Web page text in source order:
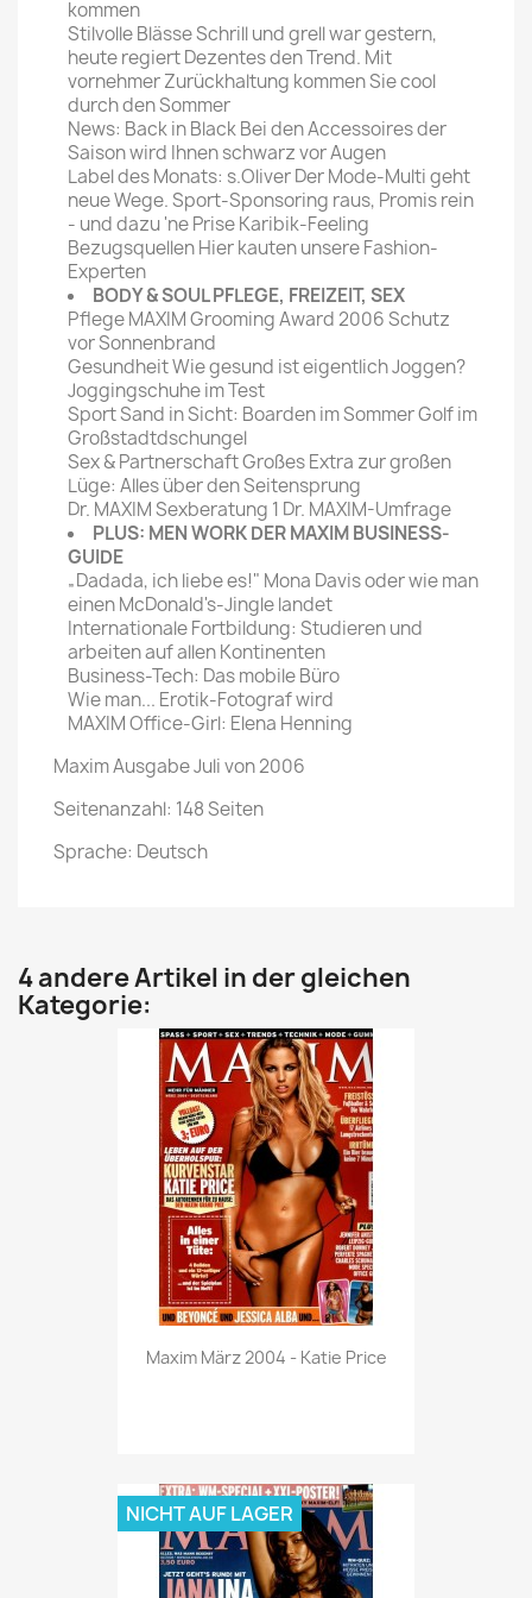
kommen
Stilvolle Blässe Schrill und grell war gestern,
heute regiert Dezentes den Trend. Mit
vornehmer Zurückhaltung kommen Sie cool
durch den Sommer
News: Back in Black Bei den Accessoires der
Saison wird Ihnen schwarz vor Augen
Label des Monats: s.Oliver Der Mode-Multi geht
neue Wege. Sport-Sponsoring raus, Promis rein
- und dazu 'ne Prise Karibik-Feeling
Bezugsquellen Hier kauten unsere Fashion-
Experten
BODY & SOUL PFLEGE, FREIZEIT, SEX
Pflege MAXIM Grooming Award 2006 Schutz
vor Sonnenbrand
Gesundheit Wie gesund ist eigentlich Joggen?
Joggingschuhe im Test
Sport Sand in Sicht: Boarden im Sommer Golf im
Großstadtdschungel
Sex & Partnerschaft Großes Extra zur großen
Lüge: Alles über den Seitensprung
Dr. MAXIM Sexberatung 1 Dr. MAXIM-Umfrage
PLUS: MEN WORK DER MAXIM BUSINESS-
GUIDE
„Dadada, ich liebe es!" Mona Davis oder wie man
einen McDonald's-Jingle landet
Internationale Fortbildung: Studieren und
arbeiten auf allen Kontinenten
Business-Tech: Das mobile Büro
Wie man... Erotik-Fotograf wird
MAXIM Office-Girl: Elena Henning
Maxim Ausgabe Juli von 2006
Seitenanzahl: 148 Seiten
Sprache: Deutsch
4 andere Artikel in der gleichen
Kategorie:
Vorschau
Maxim März 2004 - Katie Price
NICHT AUF LAGER